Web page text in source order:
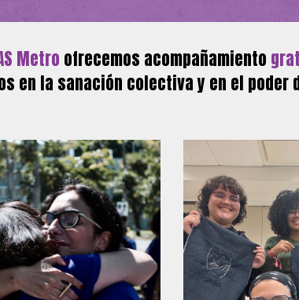
Metro ofrecemos acompañamiento
en la sanación colectiva y en el